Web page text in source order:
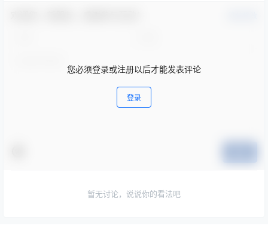
您必须登录或注册以后才能发表评论
登录
暂无讨论，说说你的看法吧